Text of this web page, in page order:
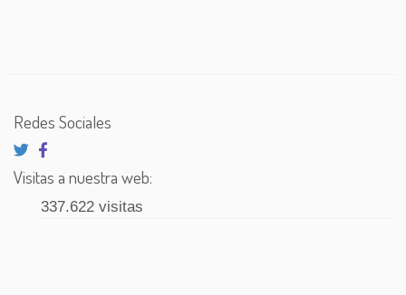
Redes Sociales
Visitas a nuestra web:
337.622 visitas